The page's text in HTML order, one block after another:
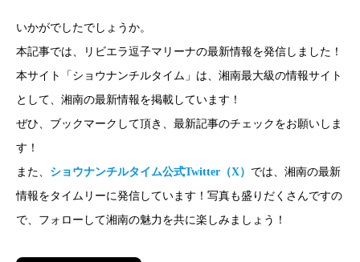
いかがでしたでしょうか。
本記事では、リビエラ逗子マリーナの最新情報を発信しました！
本サイト「ショウナンチルタイム」は、湘南最大級の情報サイト
として、湘南の最新情報を掲載しています！
ぜひ、ブックマークして頂き、最新記事のチェックをお願いしま
す！
また、 ショウナンチルタイム公式Twitter（X） では、湘南の最新
情報をタイムリーに発信しています！写真も盛りだくさんですの
で、フォローして湘南の魅力を共に楽しみましょう！